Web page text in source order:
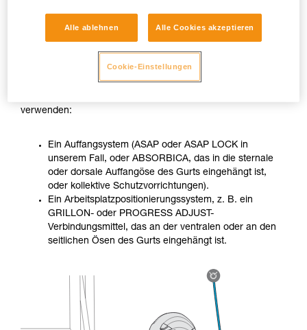
Wenn sich die arbeitende Person nicht in einer stabilen
verwenden:
Ein Auffangsystem (ASAP oder ASAP LOCK in
unserem Fall, oder ABSORBICA, das in die sternale
oder dorsale Auffangöse des Gurts eingehängt ist,
oder kollektive Schutzvorrichtungen).
Ein Arbeitsplatzpositionierungssystem, z. B. ein
GRILLON- oder PROGRESS ADJUST-
Verbindungsmittel, das an der ventralen oder an den
seitlichen Ösen des Gurts eingehängt ist.
Alle ablehnen Alle Cookies akzeptieren
Cookie-Einstellungen